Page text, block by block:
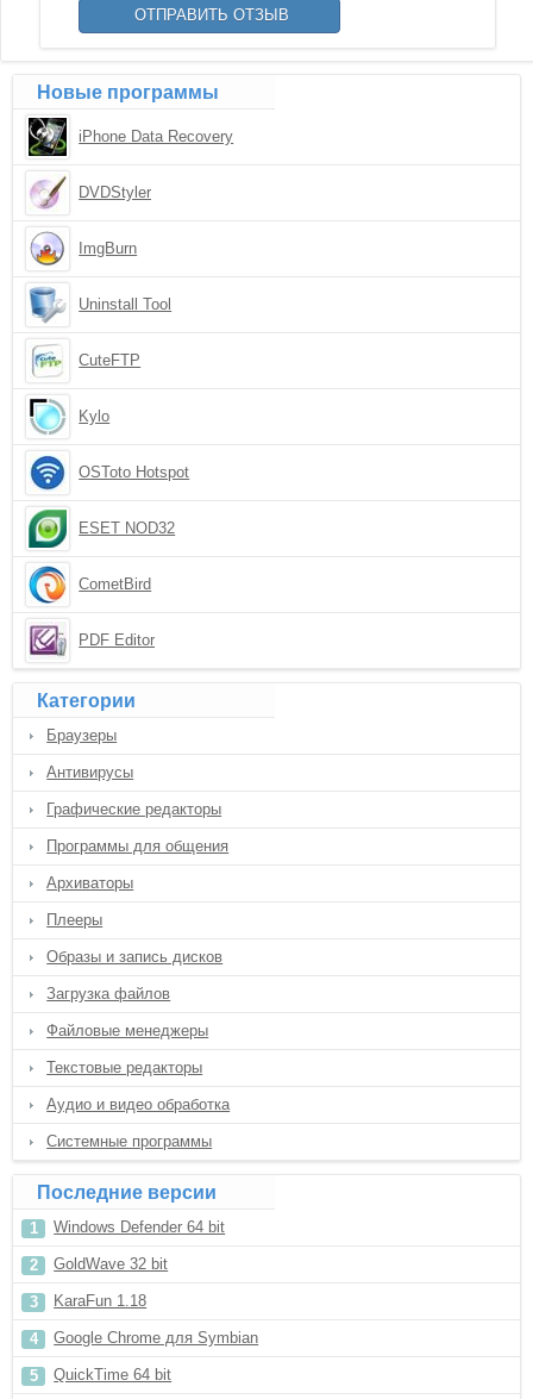
Новые программы
iPhone Data Recovery
DVDStyler
ImgBurn
Uninstall Tool
CuteFTP
Kylo
OSToto Hotspot
ESET NOD32
CometBird
PDF Editor
Категории
Браузеры
Антивирусы
Графические редакторы
Программы для общения
Архиваторы
Плееры
Образы и запись дисков
Загрузка файлов
Файловые менеджеры
Текстовые редакторы
Аудио и видео обработка
Системные программы
Последние версии
Windows Defender 64 bit
GoldWave 32 bit
KaraFun 1.18
Google Chrome для Symbian
QuickTime 64 bit